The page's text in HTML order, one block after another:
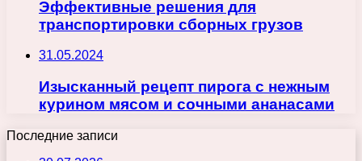
Эффективные решения для
транспортировки сборных грузов
31.05.2024
Изысканный рецепт пирога с нежным
курином мясом и сочными ананасами
Последние записи